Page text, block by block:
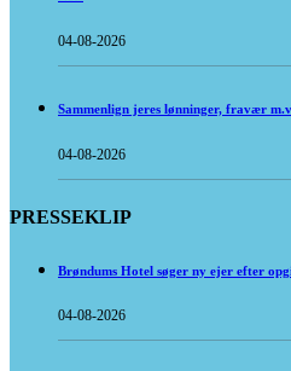
04-08-2026
Sammenlign jeres lønninger, fravær
04-08-2026
PRESSEKLIP
Brøndums Hotel søger ny ejer efter
04-08-2026